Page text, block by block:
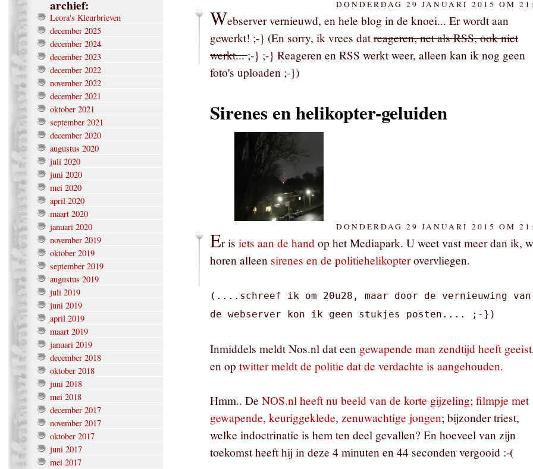
archief:
Leora's Kleurbrieven
december 2025
december 2024
december 2023
december 2022
november 2022
december 2021
oktober 2021
september 2021
december 2020
augustus 2020
juli 2020
juni 2020
mei 2020
april 2020
maart 2020
januari 2020
november 2019
oktober 2019
september 2019
augustus 2019
juli 2019
juni 2019
april 2019
maart 2019
januari 2019
december 2018
oktober 2018
juni 2018
mei 2018
december 2017
november 2017
oktober 2017
juni 2017
mei 2017
DONDERDAG 29 JANUARI 2015 OM
Webserver vernieuwd, en hele blog in de knoei... Er wordt aan
gewerkt! ;-} (En sorry, ik vrees datreageren, net als RSS, ook niet
werkt...;-} ;-} Reageren en RSS werkt weer, alleen kan ik nog geen
foto's uploaden ;-})
Sirenes en helikopter-geluiden
DONDERDAG 29 JANUARI 2015 OM
Er is iets aan de hand op het Mediapark. U weet vast meer dan ik,
horen alleen sirenes en de politiehelikopterovervliegen.
(....schreef ik om 20u28, maar door de vernieuwing van
de webserver kon ik geen stukjes posten.... ;-})
Inmiddels meldt Nos.nl dat een gewapende man zendtijd heeft geeist
en op twitter meldt de politie dat de verdachte is aangehouden.
Hmm.. De NOS.nl heeft nu beeld van de korte gijzeling; filmpje met
gewapende, keuriggeklede, zenuwachtige jongen; bijzonder triest,
welke indoctrinatie is hem ten deel gevallen? En hoeveel van zijn
toekomst heeft hij in deze 4 minuten en 44 seconden vergooid :-(